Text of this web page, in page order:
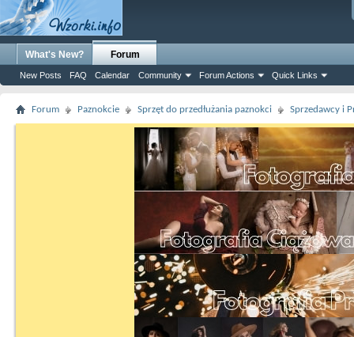
What's New? Forum
New Posts FAQ Calendar Community Forum Actions Quick Links
Forum Paznokcie Sprzęt do przedłużania paznokci Sprzedawcy i